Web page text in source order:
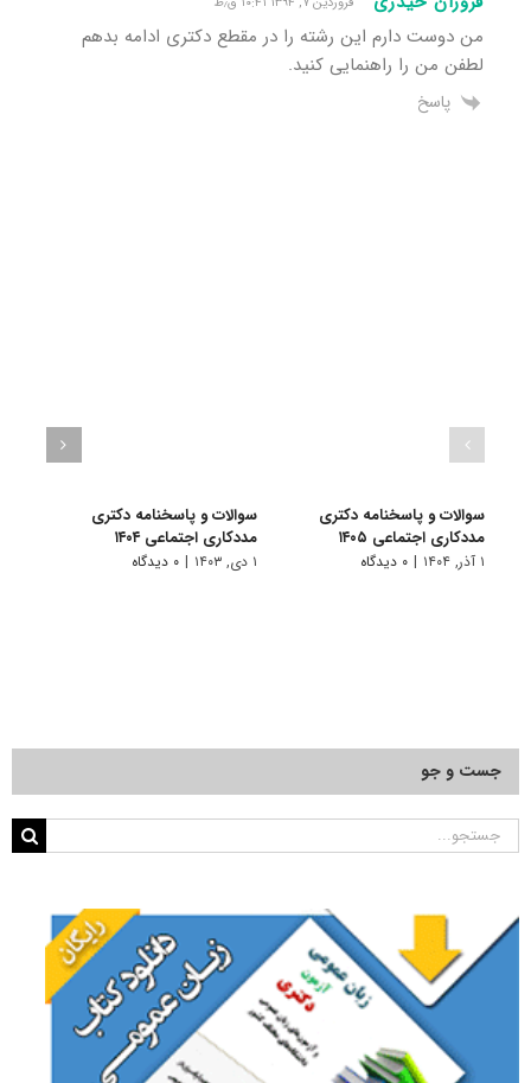
من دوست دارم این رشته را در مقطع دکتری ادامه بدهم
لطفن من را راهنمایی کنید.
پاسخ
سوالات و پاسخنامه دکتری
مددکاری اجتماعی ۱۴۰۵
۱ آذر, ۱۴۰۴ | ۰ دیدگاه
سوالات و پاسخنامه دکتری
مددکاری اجتماعی ۱۴۰۴
۱ دی, ۱۴۰۳ | ۰ دیدگاه
جست و جو
جستجو